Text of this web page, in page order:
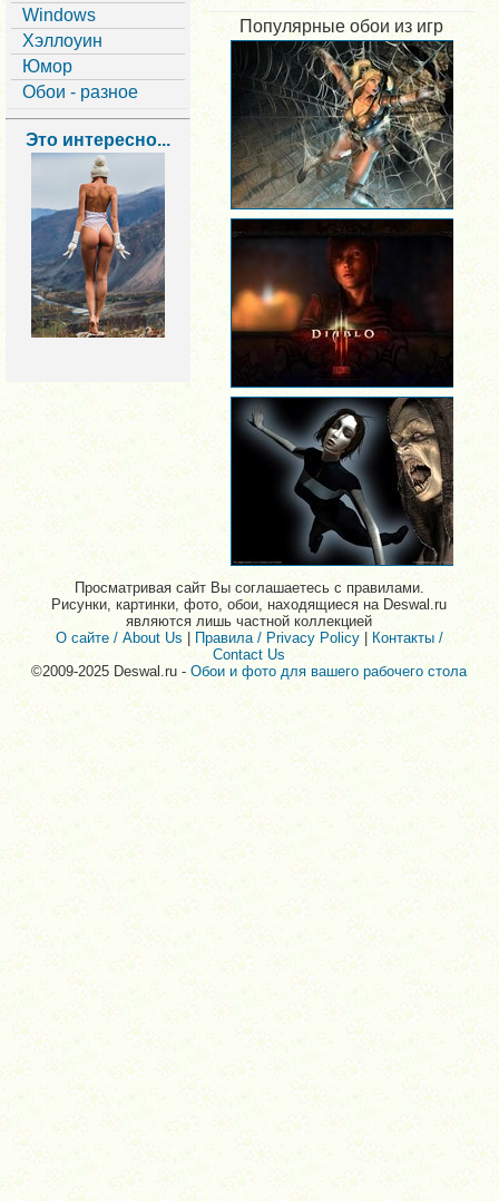
Windows
Хэллоуин
Юмор
Обои - разное
Это интересно...
Популярные обои из игр
Просматривая сайт Вы соглашаетесь с правилами.
Рисунки, картинки, фото, обои, находящиеся на Deswal.ru
являются лишь частной коллекцией
О сайте / About Us
Правила / Privacy Policy| Контакты /
Contact Us
©2009-2025 Deswal.ru -Обои и фото для вашего рабочего стола